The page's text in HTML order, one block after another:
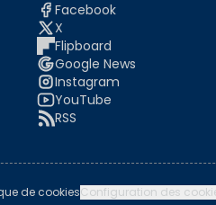
Facebook
X
Flipboard
Google News
Instagram
YouTube
RSS
de cookiesConfiguration des